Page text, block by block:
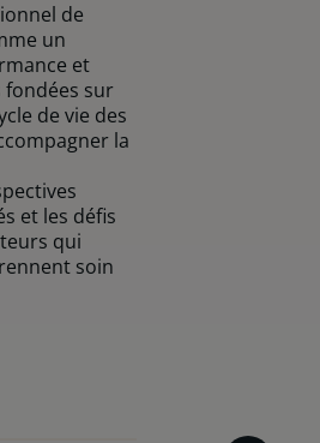
de
un
et
sur
de vie des
la
et les défis
qui
soin